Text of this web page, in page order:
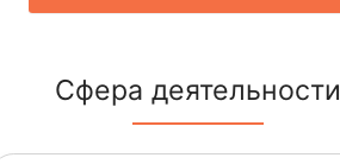
Сфера деятельности